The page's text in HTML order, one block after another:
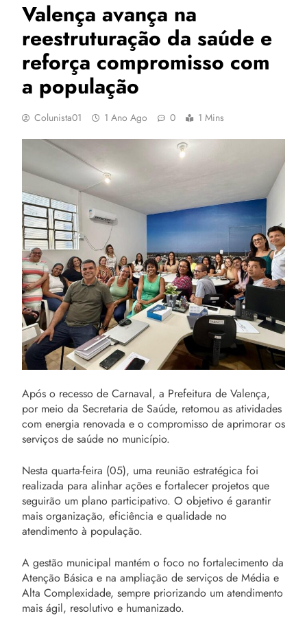
Valença avança na
reestruturação da saúde e
reforça compromisso com
a população
Colunista01 1 Ano Ago 0 1 Mins
Após o recesso de Carnaval, a Prefeitura de Valença,
por meio da Secretaria de Saúde, retomou as atividades
com energia renovada e o compromisso de aprimorar os
serviços de saúde no município.
Nesta quarta-feira (05), uma reunião estratégica foi
realizada para alinhar ações e fortalecer projetos que
seguirão um plano participativo. O objetivo é garantir
mais organização, eficiência e qualidade no
atendimento à população.
A gestão municipal mantém o foco no fortalecimento da
Atenção Básica e na ampliação de serviços de Média e
Alta Complexidade, sempre priorizando um atendimento
mais ágil, resolutivo e humanizado.